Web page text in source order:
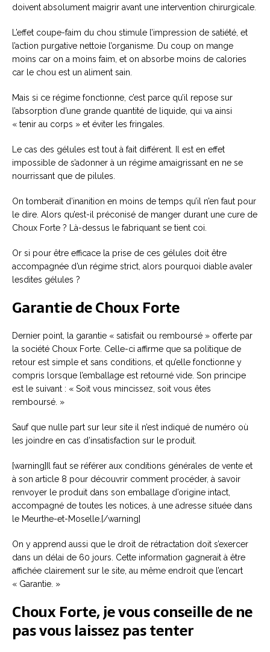
doivent absolument maigrir avant une intervention chirurgicale.
L’effet coupe-faim du chou stimule l’impression de satiété, et
l’action purgative nettoie l’organisme. Du coup on mange
moins car on a moins faim, et on absorbe moins de calories
car le chou est un aliment sain.
Mais si ce régime fonctionne, c’est parce qu’il repose sur
l’absorption d’une grande quantité de liquide, qui va ainsi
« tenir au corps » et éviter les fringales.
Le cas des gélules est tout à fait différent. Il est en effet
impossible de s’adonner à un régime amaigrissant en ne se
nourrissant que de pilules.
On tomberait d’inanition en moins de temps qu’il n’en faut pour
le dire. Alors qu’est-il préconisé de manger durant une cure de
Choux Forte ? Là-dessus le fabriquant se tient coi.
Or si pour être efficace la prise de ces gélules doit être
accompagnée d’un régime strict, alors pourquoi diable avaler
lesdites gélules ?
Garantie de Choux Forte
Dernier point, la garantie « satisfait ou remboursé » offerte par
la société Choux Forte. Celle-ci affirme que sa politique de
retour est simple et sans conditions, et qu’elle fonctionne y
compris lorsque l’emballage est retourné vide. Son principe
est le suivant : « Soit vous mincissez, soit vous êtes
remboursé. »
Sauf que nulle part sur leur site il n’est indiqué de numéro où
les joindre en cas d’insatisfaction sur le produit.
[warning]Il faut se référer aux conditions générales de vente et
à son article 8 pour découvrir comment procéder, à savoir
renvoyer le produit dans son emballage d’origine intact,
accompagné de toutes les notices, à une adresse située dans
le Meurthe-et-Moselle.[/warning]
On y apprend aussi que le droit de rétractation doit s’exercer
dans un délai de 60 jours. Cette information gagnerait à être
affichée clairement sur le site, au même endroit que l’encart
« Garantie. »
Choux Forte, je vous conseille de ne
pas vous laissez pas tenter